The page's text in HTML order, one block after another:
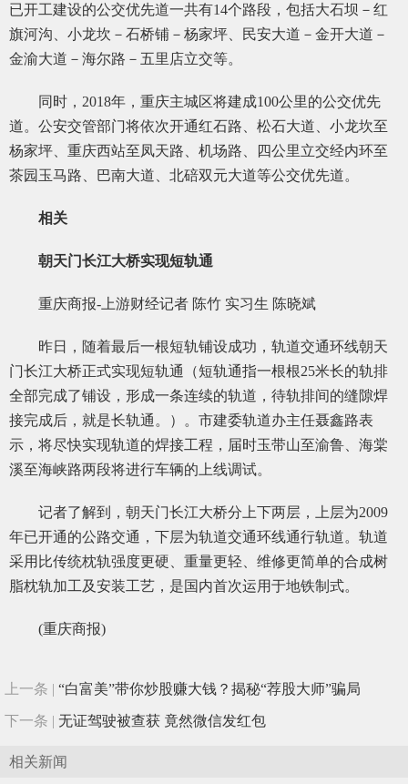
已开工建设的公交优先道一共有14个路段，包括大石坝－红
旗河沟、小龙坎－石桥铺－杨家坪、民安大道－金开大道－
金渝大道－海尔路－五里店立交等。
同时，2018年，重庆主城区将建成100公里的公交优先
道。公安交管部门将依次开通红石路、松石大道、小龙坎至
杨家坪、重庆西站至凤天路、机场路、四公里立交经内环至
茶园玉马路、巴南大道、北碚双元大道等公交优先道。
相关
朝天门长江大桥实现短轨通
重庆商报-上游财经记者 陈竹 实习生 陈晓斌
昨日，随着最后一根短轨铺设成功，轨道交通环线朝天
门长江大桥正式实现短轨通（短轨通指一根根25米长的轨排
全部完成了铺设，形成一条连续的轨道，待轨排间的缝隙焊
接完成后，就是长轨通。）。市建委轨道办主任聂鑫路表
示，将尽快实现轨道的焊接工程，届时玉带山至渝鲁、海棠
溪至海峡路两段将进行车辆的上线调试。
记者了解到，朝天门长江大桥分上下两层，上层为2009
年已开通的公路交通，下层为轨道交通环线通行轨道。轨道
采用比传统枕轨强度更硬、重量更轻、维修更简单的合成树
脂枕轨加工及安装工艺，是国内首次运用于地铁制式。
(重庆商报)
上一条 | “白富美”带你炒股赚大钱？揭秘“荐股大师”骗局
下一条 | 无证驾驶被查获 竟然微信发红包
相关新闻